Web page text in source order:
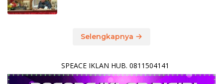
Selengkapnya
SPEACE IKLAN HUB. 0811504141